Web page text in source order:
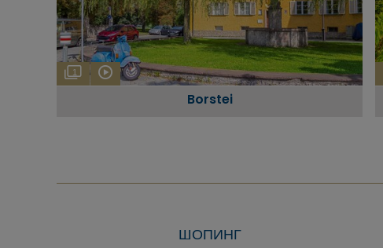
1
Borstei
ШОПИНГ